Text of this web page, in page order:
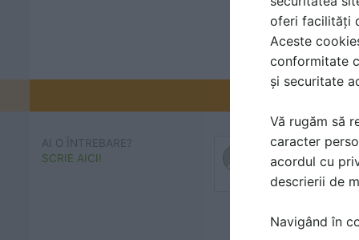
AI O ÎNTREBARE?
SCRIE AICI!
oferi facilități
Aceste
conformitate
și securitate
Vă rugăm să
caracter
acordul cu
descrierii de
Navigând în